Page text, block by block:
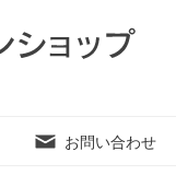
お問い合わせ